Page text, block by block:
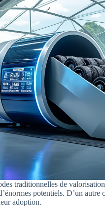
traditionnelles de
potentiels. D’un
adoption.